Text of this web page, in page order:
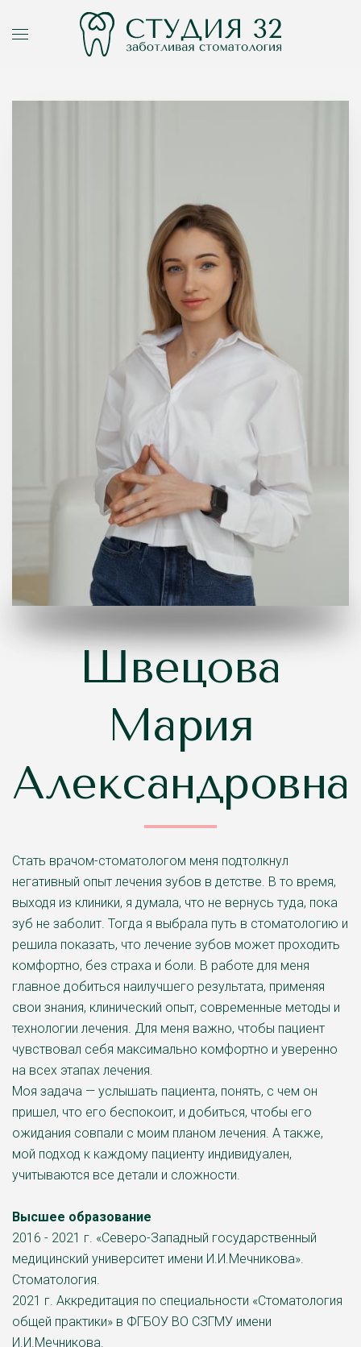
Швецова
Мария
Александровна
Стать врачом-стоматологом меня подтолкнул
негативный опыт лечения зубов в детстве. В то время,
выходя из клиники, я думала, что не вернусь туда, пока
зуб не заболит. Тогда я выбрала путь в стоматологию и
решила показать, что лечение зубов может проходить
комфортно, без страха и боли. ‌В работе для меня
главное добиться наилучшего результата, применяя
свои знания, клинический опыт, современные методы и
технологии лечения. Для меня важно, чтобы пациент
чувствовал себя максимально комфортно и уверенно
на всех этапах лечения.
Моя задача — услышать пациента, понять, с чем он
пришел, что его беспокоит, и добиться, чтобы его
ожидания совпали с моим планом лечения. А также,
мой подход к каждому пациенту индивидуален,
учитываются все детали и сложности.
Высшее образование
2016 - 2021 г. «Северо-Западный государственный
медицинский университет имени И.И.Мечникова».
Стоматология.
2021 г. Аккредитация по специальности «Стоматология
общей практики» в ФГБОУ ВО СЗГМУ имени
И.И.Мечникова.